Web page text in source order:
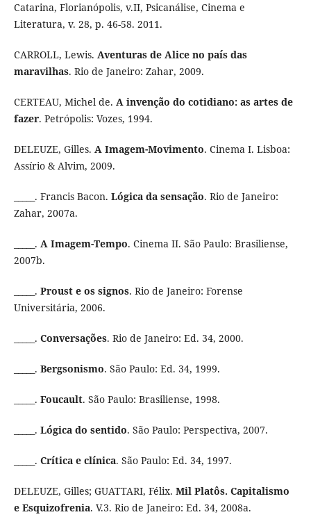
Catarina, Florianópolis, v.II, Psicanálise, Cinema e
Literatura, v. 28, p. 46-58. 2011.
CARROLL, Lewis. Aventuras de Alice no país das
maravilhas. Rio de Janeiro: Zahar, 2009.
CERTEAU, Michel de. A invenção do cotidiano: as artes de
fazer. Petrópolis: Vozes, 1994.
DELEUZE, Gilles. A Imagem-Movimento. Cinema I. Lisboa:
Assírio & Alvim, 2009.
_____. Francis Bacon. Lógica da sensação. Rio de Janeiro:
Zahar, 2007a.
_____. A Imagem-Tempo. Cinema II. São Paulo: Brasiliense,
2007b.
_____. Proust e os signos. Rio de Janeiro: Forense
Universitária, 2006.
_____. Conversações. Rio de Janeiro: Ed. 34, 2000.
_____. Bergsonismo. São Paulo: Ed. 34, 1999.
_____. Foucault. São Paulo: Brasiliense, 1998.
_____. Lógica do sentido. São Paulo: Perspectiva, 2007.
_____. Crítica e clínica. São Paulo: Ed. 34, 1997.
DELEUZE, Gilles; GUATTARI, Félix. Mil Platôs. Capitalismo
e Esquizofrenia. V.3. Rio de Janeiro: Ed. 34, 2008a.